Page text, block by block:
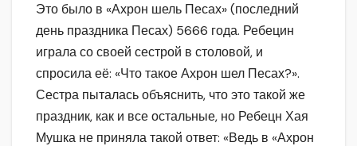
Это было в «Ахрон шель Песах» (последний
день праздника Песах) 5666 года. Ребецин
играла со своей сестрой в столовой, и
спросила её: «Что такое Ахрон шел Песах?».
Сестра пыталась объяснить, что это такой же
праздник, как и все остальные, но Ребецн Хая
Мушка не приняла такой ответ: «Ведь в «Ахрон